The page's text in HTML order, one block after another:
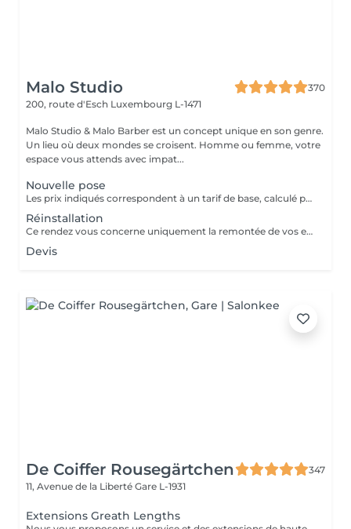
Malo Studio
370
200, route d'Esch Luxembourg L-1471
Malo Studio & Malo Barber est un concept unique en son genre.
Un lieu où deux mondes se croisent. Homme ou femme, votre
espace vous attends avec impat...
Nouvelle pose
Les prix indiqués correspondent à un tarif de base, calculé pour 1 rangée avec 2 mèches, soit le minimum pour un apport de volume uniquement. Un diagnostic personnalisé est réalisé avant chaque prestation. Le tarif final varie en fonction : - de la densité de vos cheveux, -de leur longueur, -du nombre de rangées nécessaires -du résultat souhaité.
Réinstallation
Ce rendez vous concerne uniquement la remontée de vos extensions déjà posées. Aucune nouvelle installation incluse, pour une pose complète ou de nouveaux cheveux, merci de réserver le service "nouvelle pose"
Devis
De Coiffer Rousegärtchen
347
11, Avenue de la Liberté Gare L-1931
Extensions Greath Lengths